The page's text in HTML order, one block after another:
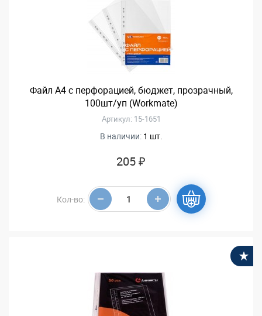
Файл А4 с перфорацией, бюджет, прозрачный,
100шт/уп (Workmate)
Артикул: 15-1651
В наличии: 1 шт.
205 ₽
Кол-во: